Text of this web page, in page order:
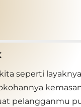
seperti
pelangganmu